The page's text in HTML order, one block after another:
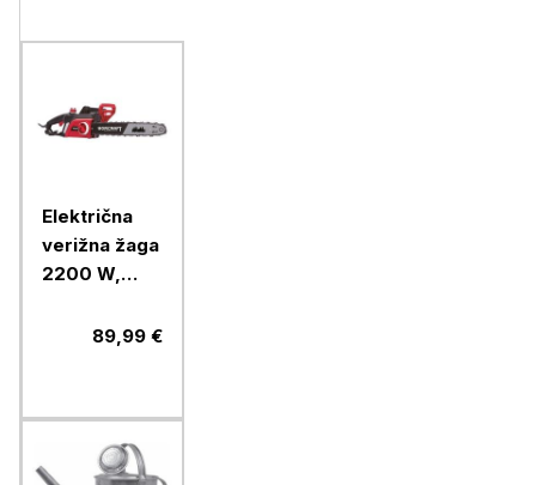
Električna
verižna žaga
2200 W,
3/8"PICCO,
89,99 €